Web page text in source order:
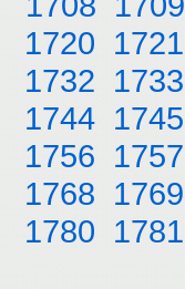
1720 1721
1732 1733
1744 1745
1756 1757
1768 1769
1780 1781